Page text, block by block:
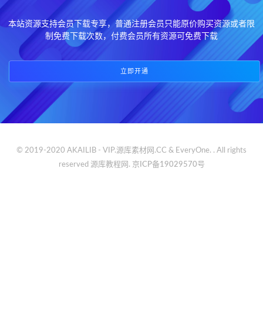
本站资源支持会员下载专享，普通注册会员只能原价购买资源或者限
制免费下载次数，付费会员所有资源可免费下载
立即开通
© 2019-2020 AKAILIB - VIP.源库素材网.CC & EveryOne. . All rights
reserved 源库教程网. 京ICP备19029570号